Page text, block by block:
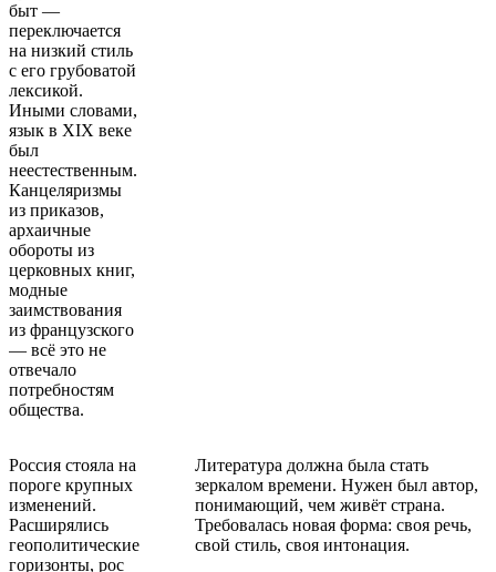
быт —
переключается
на низкий стиль
с его грубоватой
лексикой.
Иными словами,
язык в XIX веке
был
неестественным.
Канцеляризмы
из приказов,
архаичные
обороты из
церковных книг,
модные
заимствования
из французского
— всё это не
отвечало
потребностям
общества.
Россия стояла на
пороге крупных
изменений.
Расширялись
геополитические
горизонты, рос
Литература должна была стать
зеркалом времени. Нужен был автор,
понимающий, чем живёт страна.
Требовалась новая форма: своя речь,
свой стиль, своя интонация.